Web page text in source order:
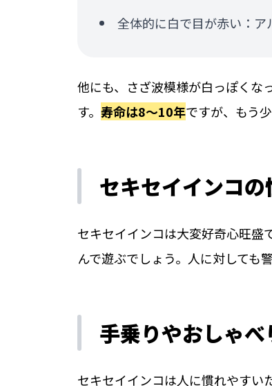
全体的に白で目が赤い：ア
他にも、さざ波模様が白っぽくな
す。 寿命は8～10年ですが、もう
セキセイインコの
セキセイインコは大変好奇心旺盛
んで遊ぶでしょう。人に対しても
手乗りやおしゃ
セキセイインコは人に慣れやすい